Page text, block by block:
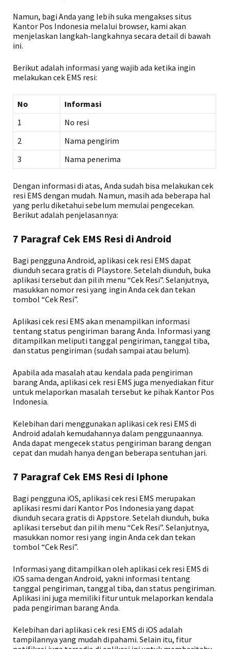
Namun, bagi Anda yang lebih suka mengakses situs
Kantor Pos Indonesia melalui browser, kami akan
menjelaskan langkah-langkahnya secara detail di bawah
ini.
Berikut adalah informasi yang wajib ada ketika ingin
melakukan cek EMS resi:
No
Informasi
1
No resi
2
Nama pengirim
3
Nama penerima
Dengan informasi di atas, Anda sudah bisa melakukan cek
resi EMS dengan mudah. Namun, masih ada beberapa hal
yang perlu diketahui sebelum memulai pengecekan.
Berikut adalah penjelasannya:
7 Paragraf Cek EMS Resi di Android
Bagi pengguna Android, aplikasi cek resi EMS dapat
diunduh secara gratis di Playstore. Setelah diunduh, buka
aplikasi tersebut dan pilih menu “Cek Resi”. Selanjutnya,
masukkan nomor resi yang ingin Anda cek dan tekan
tombol “Cek Resi”.
Aplikasi cek resi EMS akan menampilkan informasi
tentang status pengiriman barang Anda. Informasi yang
ditampilkan meliputi tanggal pengiriman, tanggal tiba,
dan status pengiriman (sudah sampai atau belum).
Apabila ada masalah atau kendala pada pengiriman
barang Anda, aplikasi cek resi EMS juga menyediakan fitur
untuk melaporkan masalah tersebut ke pihak Kantor Pos
Indonesia.
Kelebihan dari menggunakan aplikasi cek resi EMS di
Android adalah kemudahannya dalam penggunaannya.
Anda dapat mengecek status pengiriman barang dengan
cepat dan mudah hanya dengan beberapa sentuhan jari.
7 Paragraf Cek EMS Resi di Iphone
Bagi pengguna iOS, aplikasi cek resi EMS merupakan
aplikasi resmi dari Kantor Pos Indonesia yang dapat
diunduh secara gratis di Appstore. Setelah diunduh, buka
aplikasi tersebut dan pilih menu “Cek Resi”. Selanjutnya,
masukkan nomor resi yang ingin Anda cek dan tekan
tombol “Cek Resi”.
Informasi yang ditampilkan oleh aplikasi cek resi EMS di
iOS sama dengan Android, yakni informasi tentang
tanggal pengiriman, tanggal tiba, dan status pengiriman.
Aplikasi ini juga memiliki fitur untuk melaporkan kendala
pada pengiriman barang Anda.
Kelebihan dari aplikasi cek resi EMS di iOS adalah
tampilannya yang mudah dipahami. Selain itu, fitur